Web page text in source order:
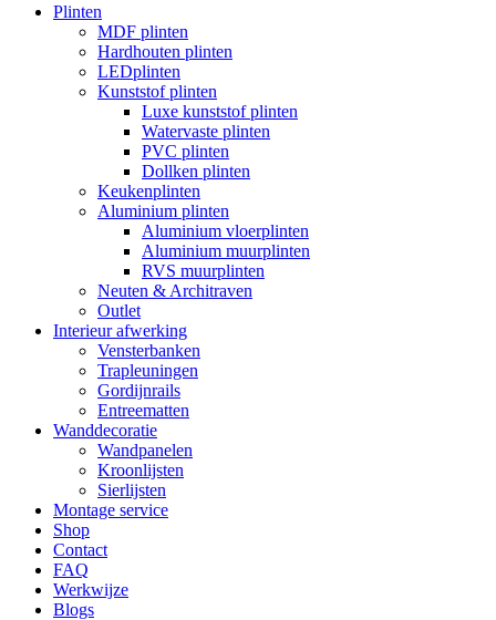
Plinten
MDF plinten
Hardhouten plinten
LEDplinten
Kunststof plinten
Luxe kunststof plinten
Watervaste plinten
PVC plinten
Dollken plinten
Keukenplinten
Aluminium plinten
Aluminium vloerplinten
Aluminium muurplinten
RVS muurplinten
Neuten & Architraven
Outlet
Interieur afwerking
Vensterbanken
Trapleuningen
Gordijnrails
Entreematten
Wanddecoratie
Wandpanelen
Kroonlijsten
Sierlijsten
Montage service
Shop
Contact
FAQ
Werkwijze
Blogs